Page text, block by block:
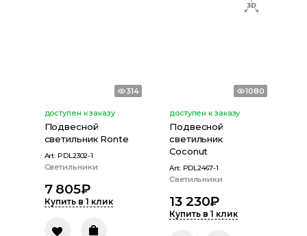
314
доступен к заказу
Подвесной
светильник Ronte
Art: PDL2302-1
Светильники
7 805₽
Купить в 1 клик
1080
доступен к заказу
Подвесной
светильник
Coconut
Art: PDL2467-1
Светильники
13 230₽
Купить в 1 клик